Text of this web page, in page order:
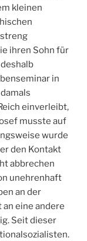
kleinen
ihren Sohn für
in
einverleibt,
musste auf
wurde
den Kontakt
abbrechen
unehrenhaft
an der
eine andere
Seit dieser